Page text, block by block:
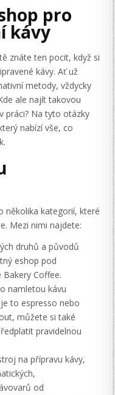
pro
kávy
znáte ten pocit, když si
kávy. Ať už
metody, vždycky
ale najít takovou
práci? Na tyto otázky
nabízí vše, co
několika kategorií, které
Mezi nimi najdete:
druhů a původů
eshop pod
Coffee.
namletou kávu
to espresso nebo
můžete si také
pravidelnou
na přípravu kávy,
od